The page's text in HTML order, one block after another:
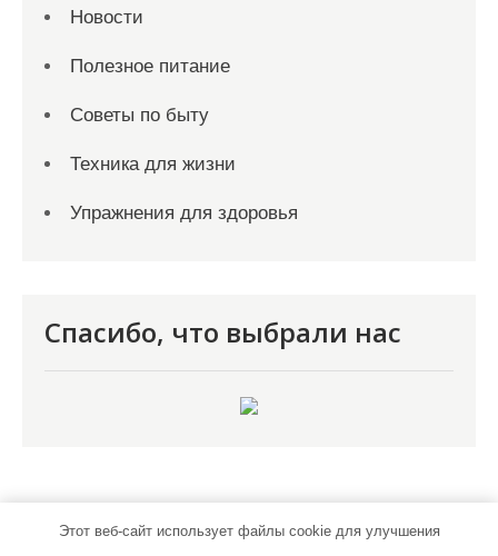
Новости
Полезное питание
Советы по быту
Техника для жизни
Упражнения для здоровья
Спасибо, что выбрали нас
Этот веб-сайт использует файлы cookie для улучшения